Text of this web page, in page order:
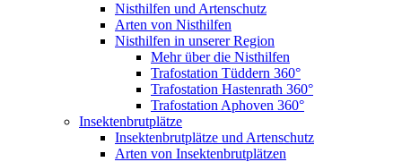
Nisthilfen und Artenschutz
Arten von Nisthilfen
Nisthilfen in unserer Region
Mehr über die Nisthilfen
Trafostation Tüddern 360°
Trafostation Hastenrath 360°
Trafostation Aphoven 360°
Insektenbrutplätze
Insektenbrutplätze und Artenschutz
Arten von Insektenbrutplätzen